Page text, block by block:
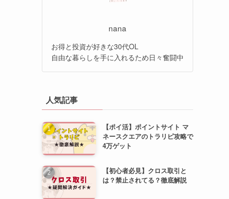
nana
お得と投資が好きな30代OL
自由な暮らしを手に入れるため日々奮闘中
人気記事
【ポイ活】ポイントサイト マ
ネースクエアのトラリピ攻略で
4万ゲット
【初心者必見】クロス取引と
は？禁止されてる？徹底解説